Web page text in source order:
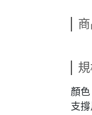
顏
支